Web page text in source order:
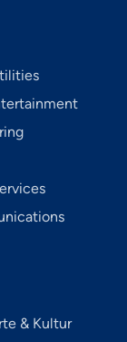
& Kultur